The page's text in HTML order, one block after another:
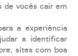
de vocês cair em
a experiência
a identificar
sites com boa